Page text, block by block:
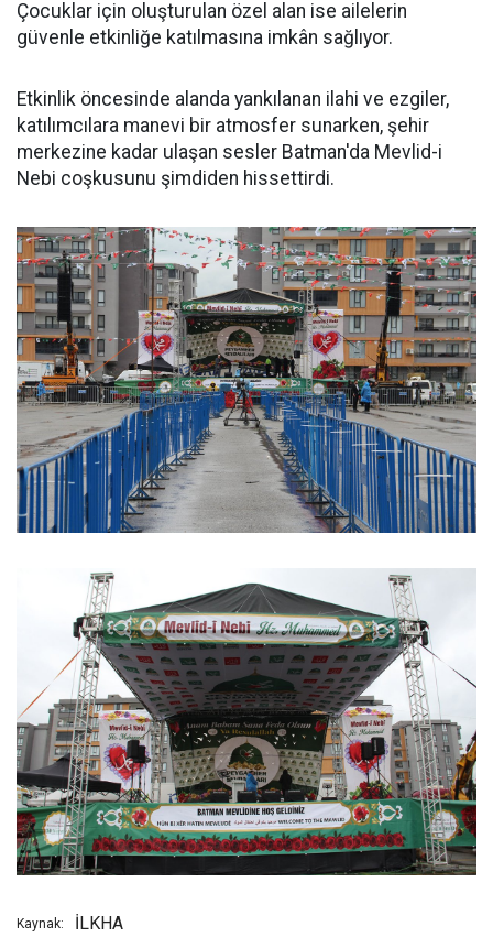
Çocuklar için oluşturulan özel alan ise ailelerin
güvenle etkinliğe katılmasına imkân sağlıyor.
Etkinlik öncesinde alanda yankılanan ilahi ve ezgiler,
katılımcılara manevi bir atmosfer sunarken, şehir
merkezine kadar ulaşan sesler Batman'da Mevlid-i
Nebi coşkusunu şimdiden hissettirdi.
Kaynak: İLKHA